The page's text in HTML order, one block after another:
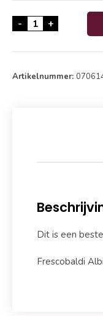
- Frescobaldi
+
Artikelnummer:
Dit is een
Frescobaldi